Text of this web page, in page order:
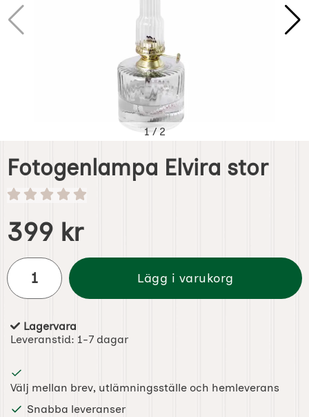
1/2
Fotogenlampa Elvira stor
Handla denna produkt Fotogenlampa Elvira stor
pris
399 kr
antal
Lägg i varukorg
Tillgänglighet:
Lagervara
Leveranstid: 1-7 dagar
Välj mellan brev, utlämningsställe och hemleverans
Snabba leveranser